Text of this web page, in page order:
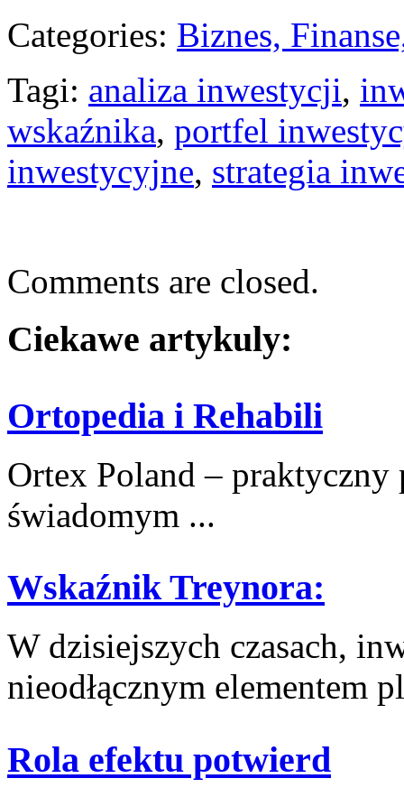
Categories: Biznes,
Tagi: analiza inwestycji,
wskaźnika, portfel
inwestycyjne, strategia
Comments are closed.
Ciekawe artykuly:
Ortopedia i Rehabili
Ortex Poland –
świadomym ...
Wskaźnik Treynora:
W dzisiejszych‌ czasach,
nieodłącznym ⁣elementem⁢
Rola efektu potwierd